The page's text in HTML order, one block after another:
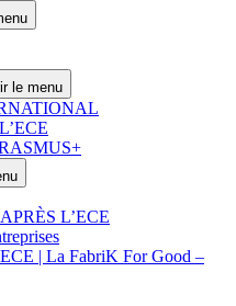
le menu
L’ECE
| La FabriK For Good –